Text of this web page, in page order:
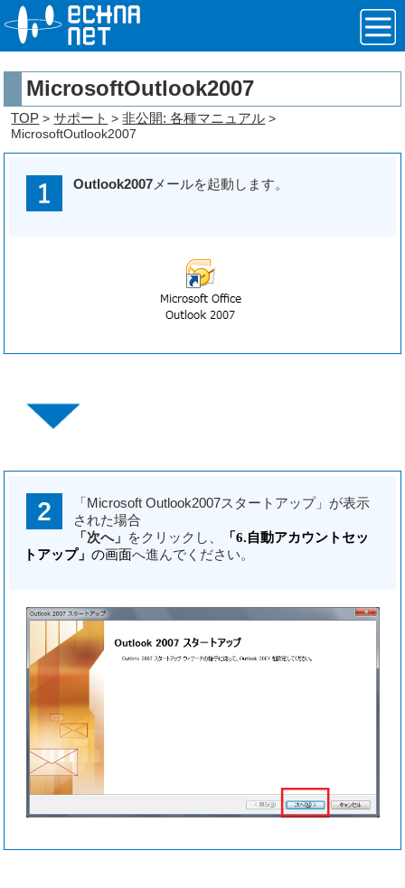
MicrosoftOutlook2007
TOP >サポート >非公開: 各種マニュアル >
MicrosoftOutlook2007
Outlook2007メールを起動します。
「Microsoft Outlook2007スタートアップ」が表示
された場合
「次へ」 をクリックし、
「6.自動アカウントセッ
トアップ」 の画面へ進んでください。